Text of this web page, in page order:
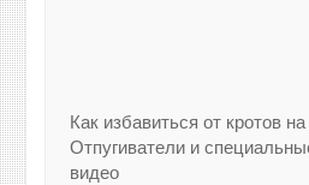
Как избавиться от кротов
Отпугиватели и
видео